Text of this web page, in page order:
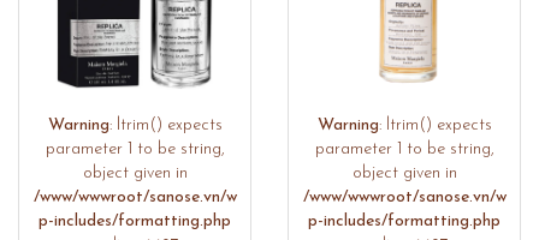
Warning: ltrim() expects
parameter 1 to be string,
object given in
/www/wwwroot/sanose.vn/w
p-includes/formatting.php
Warning: ltrim() expects
parameter 1 to be string,
object given in
/www/wwwroot/sanose.vn/w
p-includes/formatting.php